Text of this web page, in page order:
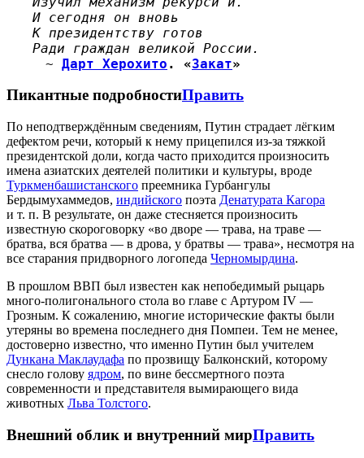
И сегодня он вновь
К президентству готов
Ради граждан великой России.
~ Дарт Херохито . «Закат»
Пикантные подробностиПравить
По неподтверждённым сведениям, Путин страдает лёгким
дефектом речи, который к нему прицепился из-за тяжкой
президентской доли, когда часто приходится произносить
имена азиатских деятелей политики и культуры, вроде
Туркменбашистанского преемника Гурбангулы
Бердымухаммедов, индийского поэта Денатурата Кагора
и т. п. В результате, он даже стесняется произносить
известную скороговорку «во дворе — трава, на траве —
братва, вся братва — в дрова, у братвы — трава», несмотря на
все старания придворного логопеда Черномырдина.
В прошлом ВВП был известен как непобедимый рыцарь
много-полигонального стола во главе с Артуром IV —
Грозным. К сожалению, многие исторические факты были
утеряны во времена последнего дня Помпеи. Тем не менее,
достоверно известно, что именно Путин был учителем
Дункана Маклаудафа по прозвищу Балконский, которому
снесло голову ядром, по вине бессмертного поэта
современности и представителя вымирающего вида
животных Льва Толстого.
Внешний облик и внутренний мирПравить